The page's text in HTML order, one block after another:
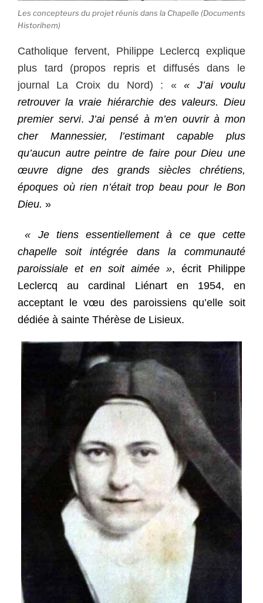
Les concepteurs du projet réunis dans la Chapelle (Documents
Historihem)
Catholique fervent, Philippe Leclercq explique
plus tard (propos repris et diffusés dans le
journal La Croix du Nord) : «« J’ai voulu
retrouver la vraie hiérarchie des valeurs. Dieu
premier servi.J’ai pensé à m’en ouvrir à mon
cher Mannessier, l’estimant capable plus
qu’aucun autre peintre de faire pour Dieu une
œuvre digne des grands siècles chrétiens,
époques où rien n’était trop beau pour le Bon
Dieu. »
« Je tiens essentiellement à ce que cette
chapelle soit intégrée dans la communauté
paroissiale et en soit aimée », écrit Philippe
Leclercq au cardinal Liénart en 1954, en
acceptant le vœu des paroissiens qu’elle soit
dédiée à sainte Thérèse de Lisieux.